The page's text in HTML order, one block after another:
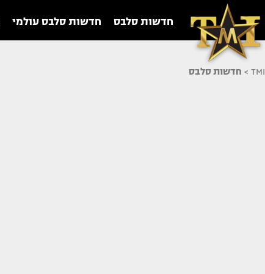
חדשות סלבס חדשות סלבס עולמי
TMI
> חדשות סלבס